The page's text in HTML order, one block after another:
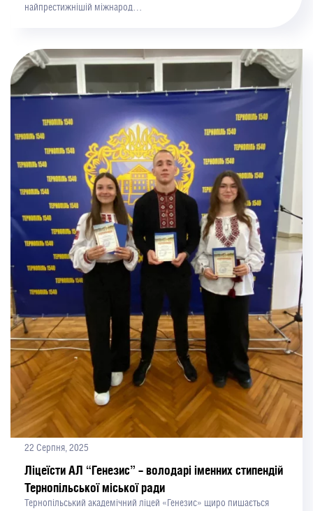
найпрестижнішій міжнарод…
22 Серпня, 2025
Ліцеїсти АЛ “Генезис” – володарі іменних стипендій
Тернопільської міської ради
Тернопільський академічний ліцей «Генезис» щиро пишається